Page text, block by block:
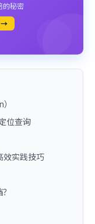
的秘密
→
位查询
效实践技巧